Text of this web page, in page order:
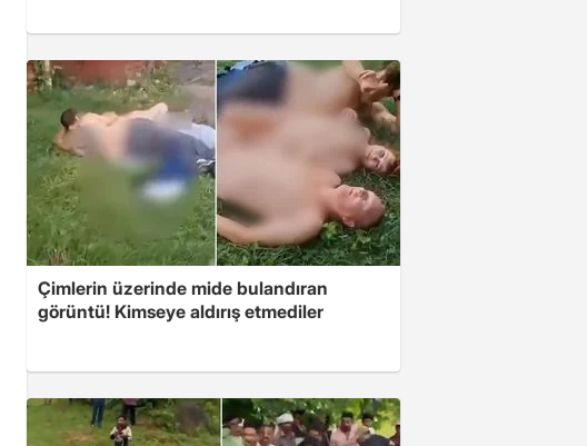
Çimlerin üzerinde mide bulandıran
görüntü! Kimseye aldırış etmediler